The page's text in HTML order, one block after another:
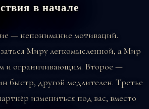
в начале
— непонимание мотиваций.
Миру легкомысленной, а Мир
и ограничивающим. Второе —
быстр, другой медлителен. Третье
измениться под вас, вместо